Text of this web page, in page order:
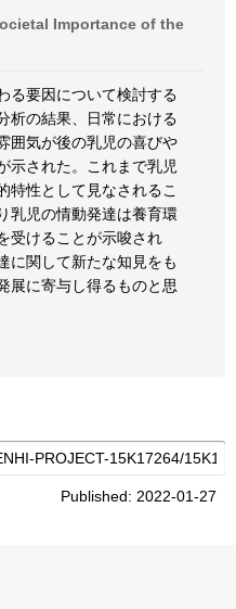
Importance of the
る要因について検討する
析の結果、日常における
囲気が後の乳児の喜びや
示された。これまで乳児
特性として見なされるこ
乳児の情動発達は養育環
受けることが示唆され
に関して新たな知見をも
展に寄与し得るものと思
Published: 2022-01-27